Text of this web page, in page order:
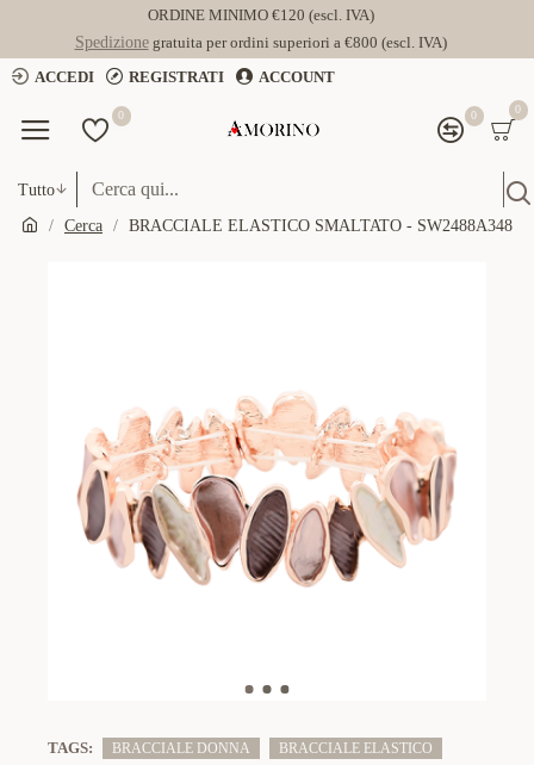
ORDINE MINIMO €120 (escl. IVA)
Spedizionegratuita per ordini superiori a €800 (escl. IVA)
ACCEDI
REGISTRATI ACCOUNT
0 0 0
Tutto
Cerca BRACCIALE ELASTICO SMALTATO - SW2488A348
TAGS: BRACCIALE DONNA
BRACCIALE ELASTICO